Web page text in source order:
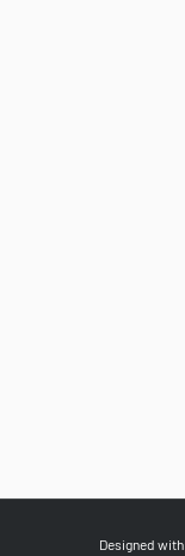
Designed with